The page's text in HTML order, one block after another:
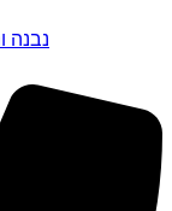
נבנה